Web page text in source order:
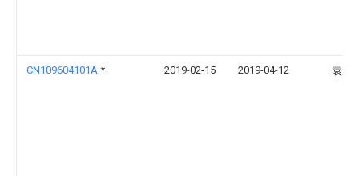
CN109604101A * 2019-02-15 2019-04-12 袁大